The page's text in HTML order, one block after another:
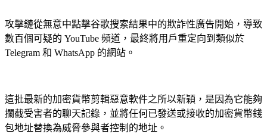
攻擊鏈從無意中點擊谷歌搜索結果中的欺詐性廣告開始，導致
數百個可疑的 YouTube 頻道，最終將用戶重定向到類似於
Telegram 和 WhatsApp 的網站。
這批最新的加密貨幣剪輯惡意軟件之所以新穎，是因為它能夠
攔截受害者的聊天記錄，並將任何已發送或接收的加密貨幣錢
包地址替換為威脅參與者控制的地址。